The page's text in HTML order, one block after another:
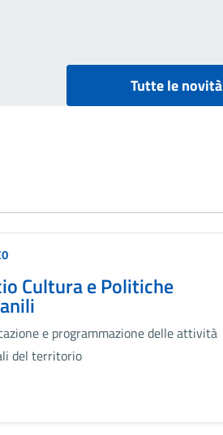
Tutte le novità
Cultura e Politiche
e programmazione delle attività
del territorio